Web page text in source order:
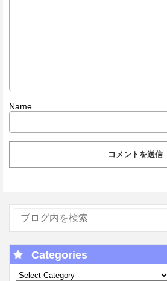
Name
Categories